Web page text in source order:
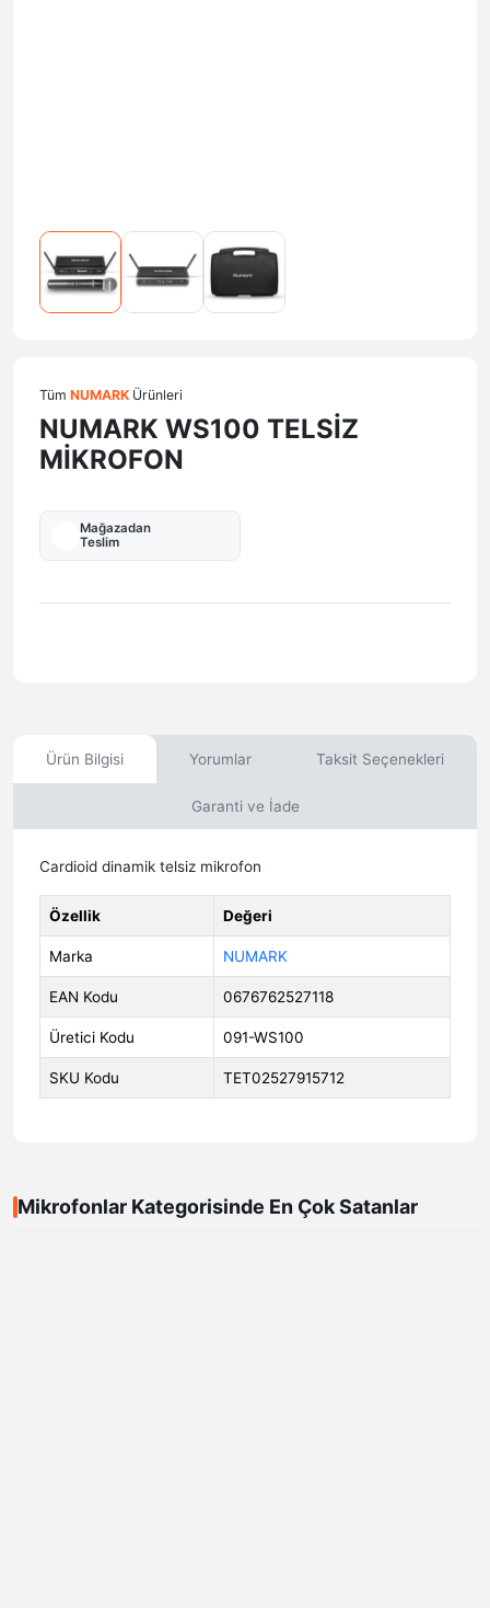
Tüm NUMARK Ürünleri
NUMARK WS100 TELSİZ
MİKROFON
Mağazadan
Teslim
Ürün Bilgisi Yorumlar Taksit Seçenekleri
Garanti ve İade
Cardioid dinamik telsiz mikrofon
Özellik Değeri
Marka NUMARK
EAN Kodu 0676762527118
Üretici Kodu 091-WS100
SKU Kodu TET02527915712
Mikrofonlar Kategorisinde En Çok Satanlar